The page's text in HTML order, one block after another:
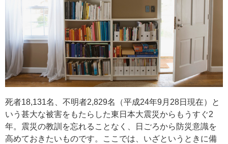
死者18,131名、不明者2,829名（平成24年9月28日現在）と
いう甚大な被害をもたらした東日本大震災からもうすぐ2
年。震災の教訓を忘れることなく、日ごろから防災意識を
高めておきたいものです。ここでは、いざというときに備